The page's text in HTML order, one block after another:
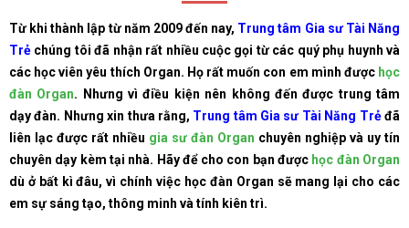
Từ khi thành lập từ năm 2009 đến nay, Trung tâm Gia sư Tài Năng
Trẻ chúng tôi đã nhận rất nhiều cuộc gọi từ các quý phụ huynh và
các học viên yêu thích Organ. Họ rất muốn con em mình được học
đàn Organ. Nhưng vì điều kiện nên không đến được trung tâm
dạy đàn. Nhưng xin thưa rằng, Trung tâm Gia sư Tài Năng Trẻđã
liên lạc được rất nhiều gia sư đàn Organ chuyên nghiệp và uy tín
chuyên dạy kèm tại nhà. Hãy để cho con bạn được học đàn Organ
dù ở bất kì đâu, vì chính việc học đàn Organ sẽ mang lại cho các
em sự sáng tạo, thông minh và tính kiên trì.